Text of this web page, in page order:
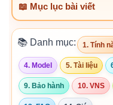
📖 Mục lục bài viết
📚 Danh mục: 1. Tính
4. Model 5. Tài liệu
9. Bảo hành 10. VNS